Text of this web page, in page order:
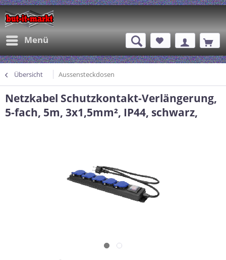
Menü
Übersicht Aussensteckdosen
Netzkabel Schutzkontakt-Verlängerung,
5-fach, 5m, 3x1,5mm², IP44, schwarz,